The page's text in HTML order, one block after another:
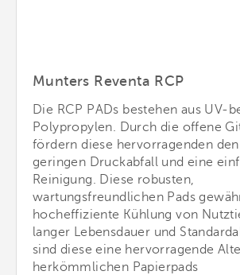
Munters Reventa RCP
Die RCP PADs bestehen aus UV-
Polypropylen. Durch die offene
fördern diese hervorragenden
geringen Druckabfall und eine
Reinigung. Diese robusten,
wartungsfreundlichen Pads
hocheffiziente Kühlung von
langer Lebensdauer und
sind diese eine hervorragende
herkömmlichen Papierpads